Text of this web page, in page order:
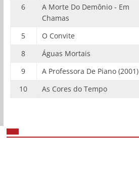
6
A Morte Do Demônio - Em
Chamas
5 O Convite
8
Águas Mortais
9
A Professora De Piano (2001)
10
As Cores do Tempo